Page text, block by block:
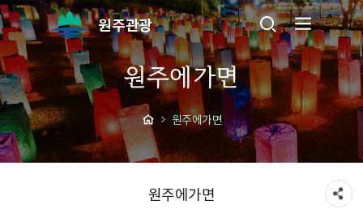
원주관광
원주에가면
원주에가면
원주에가면